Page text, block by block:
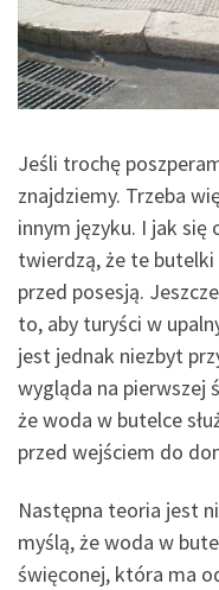
Jeśli trochę
znajdziemy. Trzeba
innym języku. I jak
twierdzą, że te butelki
przed posesją.
to, aby turyści w
jest jednak niezbyt
wygląda na pierwszej
że woda w butelce
przed wejściem do
Następna teoria jest
myślą, że woda w
święconej, która ma